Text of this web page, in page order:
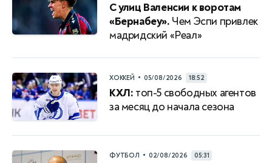
С улиц Валенсии к воротам
«Бернабеу». Чем Эспи привлек
мадридский «Реал»
ХОККЕЙ • 05/08/2026 18:52
КХЛ: топ-5 свободных агентов
за месяц до начала сезона
ФУТБОЛ • 02/08/2026 05:31